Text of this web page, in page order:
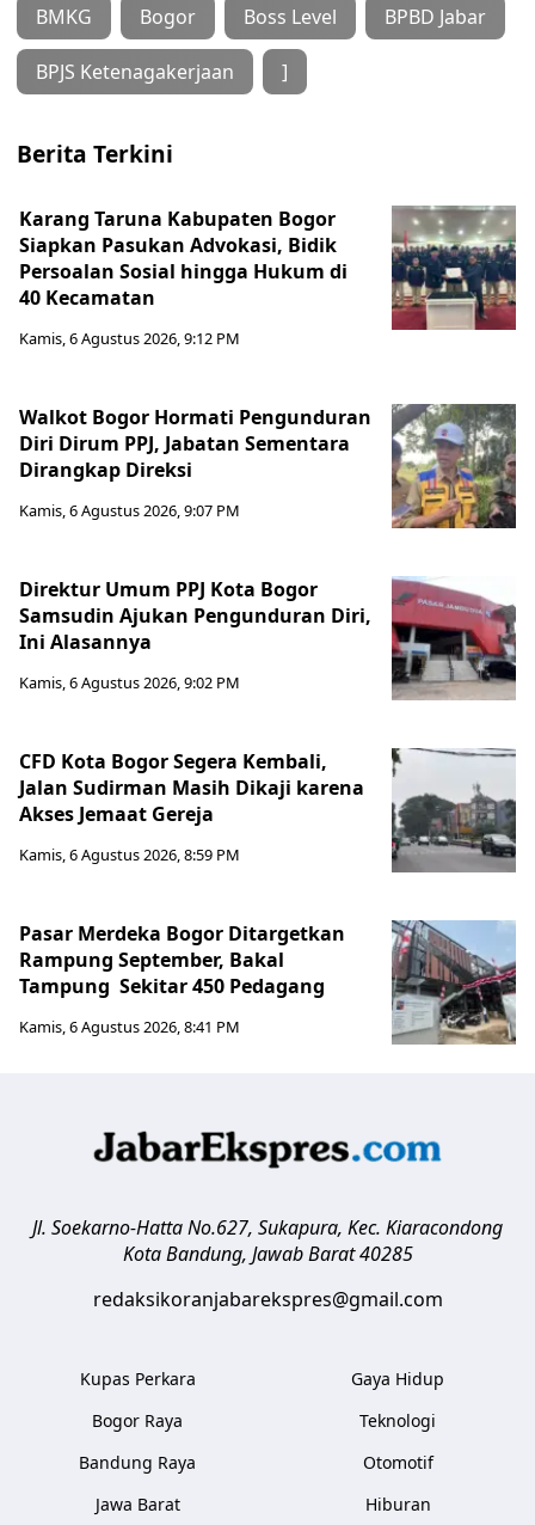
BMKG Bogor Boss Level BPBD Jabar
BPJS Ketenagakerjaan ]
Berita Terkini
Karang Taruna Kabupaten Bogor
Siapkan Pasukan Advokasi, Bidik
Persoalan Sosial hingga Hukum di
40 Kecamatan
Kamis, 6 Agustus 2026, 9:12 PM
Walkot Bogor Hormati Pengunduran
Diri Dirum PPJ, Jabatan Sementara
Dirangkap Direksi
Kamis, 6 Agustus 2026, 9:07 PM
Direktur Umum PPJ Kota Bogor
Samsudin Ajukan Pengunduran Diri,
Ini Alasannya
Kamis, 6 Agustus 2026, 9:02 PM
CFD Kota Bogor Segera Kembali,
Jalan Sudirman Masih Dikaji karena
Akses Jemaat Gereja
Kamis, 6 Agustus 2026, 8:59 PM
Pasar Merdeka Bogor Ditargetkan
Rampung September, Bakal
Tampung Sekitar 450 Pedagang
Kamis, 6 Agustus 2026, 8:41 PM
Jl. Soekarno-Hatta No.627, Sukapura, Kec. Kiaracondong
Kota Bandung, Jawab Barat 40285
redaksikoranjabarekspres@gmail.com
Kupas Perkara
Bogor Raya
Bandung Raya
Jawa Barat
Gaya Hidup
Teknologi
Otomotif
Hiburan